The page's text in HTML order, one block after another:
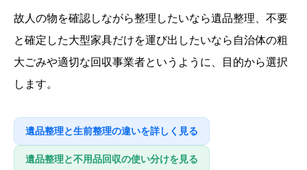
故人の物を確認しながら整理したいなら遺品整理、不要
と確定した大型家具だけを運び出したいなら自治体の粗
大ごみや適切な回収事業者というように、目的から選択
します。
遺品整理と生前整理の違いを詳しく見る
遺品整理と不用品回収の使い分けを見る